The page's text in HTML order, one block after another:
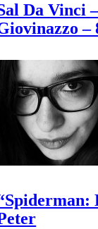
Da Vinci
–